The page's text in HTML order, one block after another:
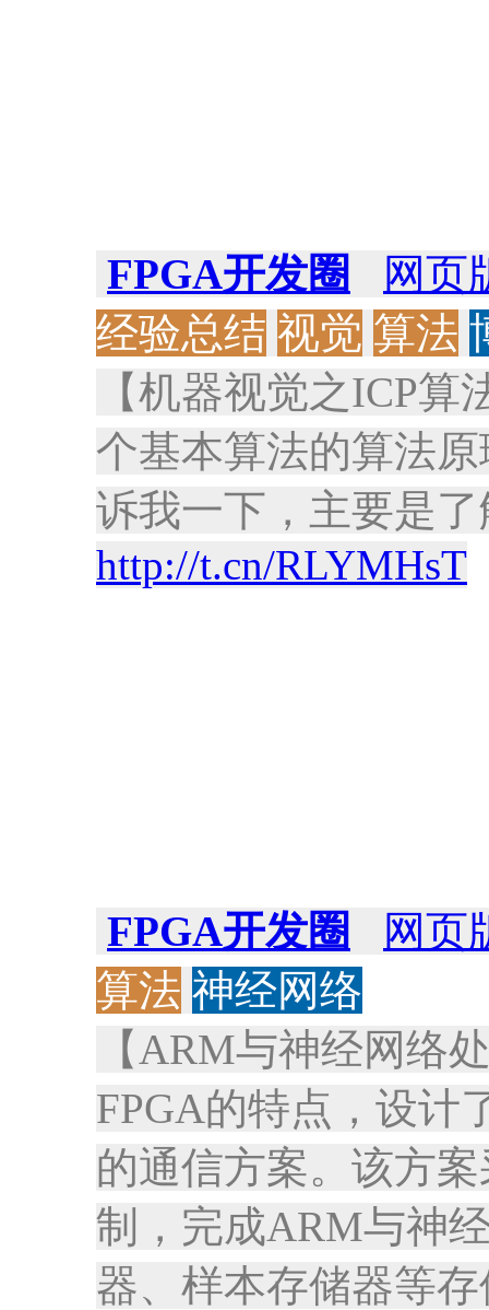
FPGA开发圈
网页
经验总结 视觉 算法
【机器视觉之ICP
个基本算法的算法
诉我一下，主要是
http://t.cn/RLYMHsT
FPGA开发圈
网页
算法 神经网络
【ARM与神经网络
FPGA的特点，设计
的通信方案。该方
制，完成ARM与神
器、样本存储器等